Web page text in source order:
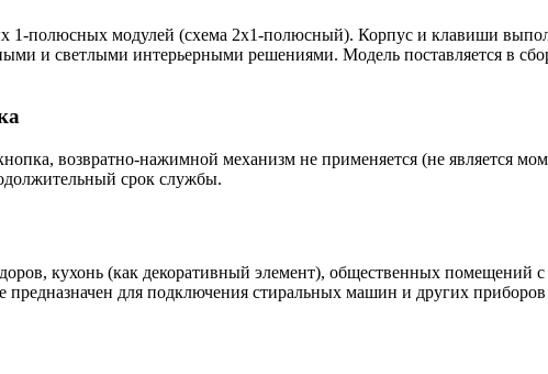
1-полюсных модулей (схема 2х1-полюсный). Корпус и клавиши
и светлыми интерьерными решениями. Модель поставляется в
возвратно-нажимной механизм не применяется (не является
срок службы.
кухонь (как декоративный элемент), общественных помещений
для подключения стиральных машин и других